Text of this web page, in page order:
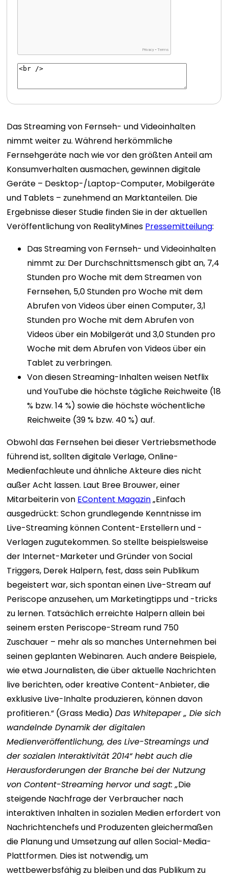
Das Streaming von Fernseh- und Videoinhalten
nimmt weiter zu. Während herkömmliche
Fernsehgeräte nach wie vor den größten Anteil am
Konsumverhalten ausmachen, gewinnen digitale
Geräte – Desktop-/Laptop-Computer, Mobilgeräte
und Tablets – zunehmend an Marktanteilen. Die
Ergebnisse dieser Studie finden Sie in der aktuellen
Veröffentlichung von RealityMines Pressemitteilung:
Das Streaming von Fernseh- und Videoinhalten
nimmt zu: Der Durchschnittsmensch gibt an, 7,4
Stunden pro Woche mit dem Streamen von
Fernsehen, 5,0 Stunden pro Woche mit dem
Abrufen von Videos über einen Computer, 3,1
Stunden pro Woche mit dem Abrufen von
Videos über ein Mobilgerät und 3,0 Stunden pro
Woche mit dem Abrufen von Videos über ein
Tablet zu verbringen.
Von diesen Streaming-Inhalten weisen Netflix
und YouTube die höchste tägliche Reichweite (18
% bzw. 14 %) sowie die höchste wöchentliche
Reichweite (39 % bzw. 40 %) auf.
Obwohl das Fernsehen bei dieser Vertriebsmethode
führend ist, sollten digitale Verlage, Online-
Medienfachleute und ähnliche Akteure dies nicht
außer Acht lassen. Laut Bree Brouwer, einer
Mitarbeiterin von EContent Magazin„Einfach
ausgedrückt: Schon grundlegende Kenntnisse im
Live-Streaming können Content-Erstellern und -
Verlagen zugutekommen. So stellte beispielsweise
der Internet-Marketer und Gründer von Social
Triggers, Derek Halpern, fest, dass sein Publikum
begeistert war, sich spontan einen Live-Stream auf
Periscope anzusehen, um Marketingtipps und -tricks
zu lernen. Tatsächlich erreichte Halpern allein bei
seinem ersten Periscope-Stream rund 750
Zuschauer – mehr als so manches Unternehmen bei
seinen geplanten Webinaren. Auch andere Beispiele,
wie etwa Journalisten, die über aktuelle Nachrichten
live berichten, oder kreative Content-Anbieter, die
exklusive Live-Inhalte produzieren, können davon
profitieren.“ (Grass Media)Das Whitepaper „ Die sich
wandelnde Dynamik der digitalen
Medienveröffentlichung, des Live-Streamings und
der sozialen Interaktivität 2014“ hebt auch die
Herausforderungen der Branche bei der Nutzung
von Content-Streaming hervor und sagt: „Die
steigende Nachfrage der Verbraucher nach
interaktiven Inhalten in sozialen Medien erfordert von
Nachrichtenchefs und Produzenten gleichermaßen
die Planung und Umsetzung auf allen Social-Media-
Plattformen. Dies ist notwendig, um
wettbewerbsfähig zu bleiben und das Publikum zu